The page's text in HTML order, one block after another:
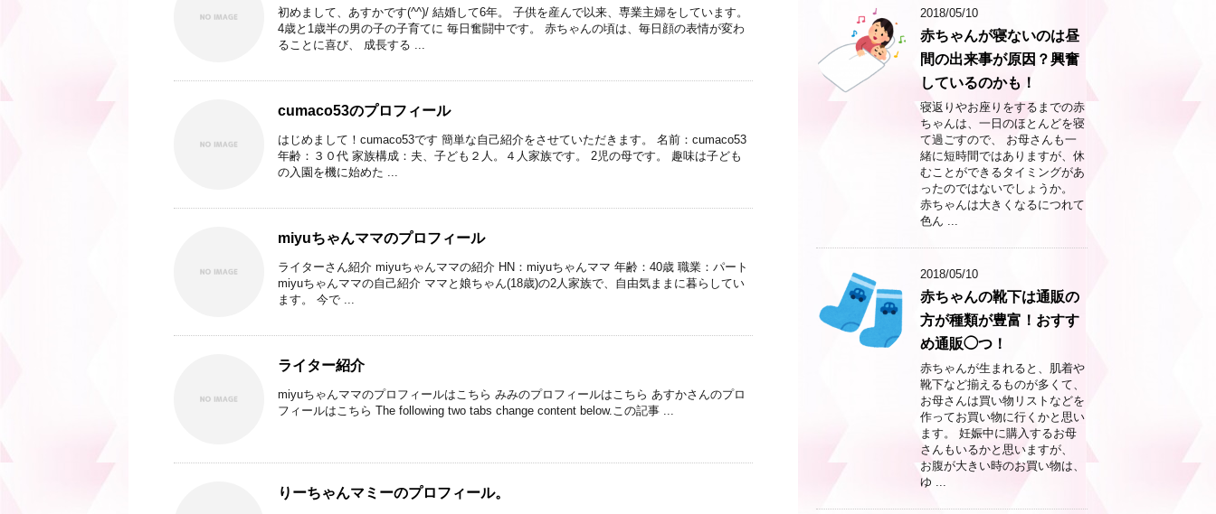
初めまして、あすかです(^^)/ 結婚して6年。 子供を産んで以来、専業主婦をしています。
4歳と1歳半の男の子の子育てに 毎日奮闘中です。 赤ちゃんの頃は、毎日顔の表情が変わ
ることに喜び、 成長する ...
cumaco53のプロフィール
はじめまして！cumaco53です 簡単な自己紹介をさせていただきます。 名前：cumaco53
年齢：３０代 家族構成：夫、子ども２人。４人家族です。 2児の母です。 趣味は子ども
の入園を機に始めた ...
miyuちゃんママのプロフィール
ライターさん紹介 miyuちゃんママの紹介 HN：miyuちゃんママ 年齢：40歳 職業：パート
miyuちゃんママの自己紹介 ママと娘ちゃん(18歳)の2人家族で、自由気ままに暮らしてい
ます。 今で ...
ライター紹介
miyuちゃんママのプロフィールはこちら みみのプロフィールはこちら あすかさんのプロ
フィールはこちら The following two tabs change content below.この記事 ...
りーちゃんマミーのプロフィール。
2018/05/10
赤ちゃんが寝ないのは昼
間の出来事が原因？興奮
しているのかも！
寝返りやお座りをするまでの赤
ちゃんは、一日のほとんどを寝
て過ごすので、 お母さんも一
緒に短時間ではありますが、休
むことができるタイミングがあ
ったのではないでしょうか。
赤ちゃんは大きくなるにつれて
色ん ...
2018/05/10
赤ちゃんの靴下は通販の
方が種類が豊富！おすす
め通販◯つ！
赤ちゃんが生まれると、肌着や
靴下など揃えるものが多くて、
お母さんは買い物リストなどを
作ってお買い物に行くかと思い
ます。 妊娠中に購入するお母
さんもいるかと思いますが、
お腹が大きい時のお買い物は、
ゆ ...